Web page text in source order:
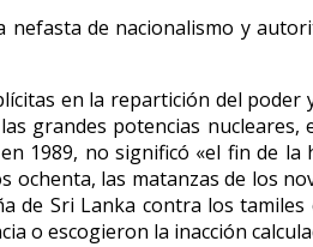
de nacionalismo y
en la repartición del
grandes potencias
1989, no significó «el fin de la
las matanzas de los
Sri Lanka contra los
o escogieron la inacción